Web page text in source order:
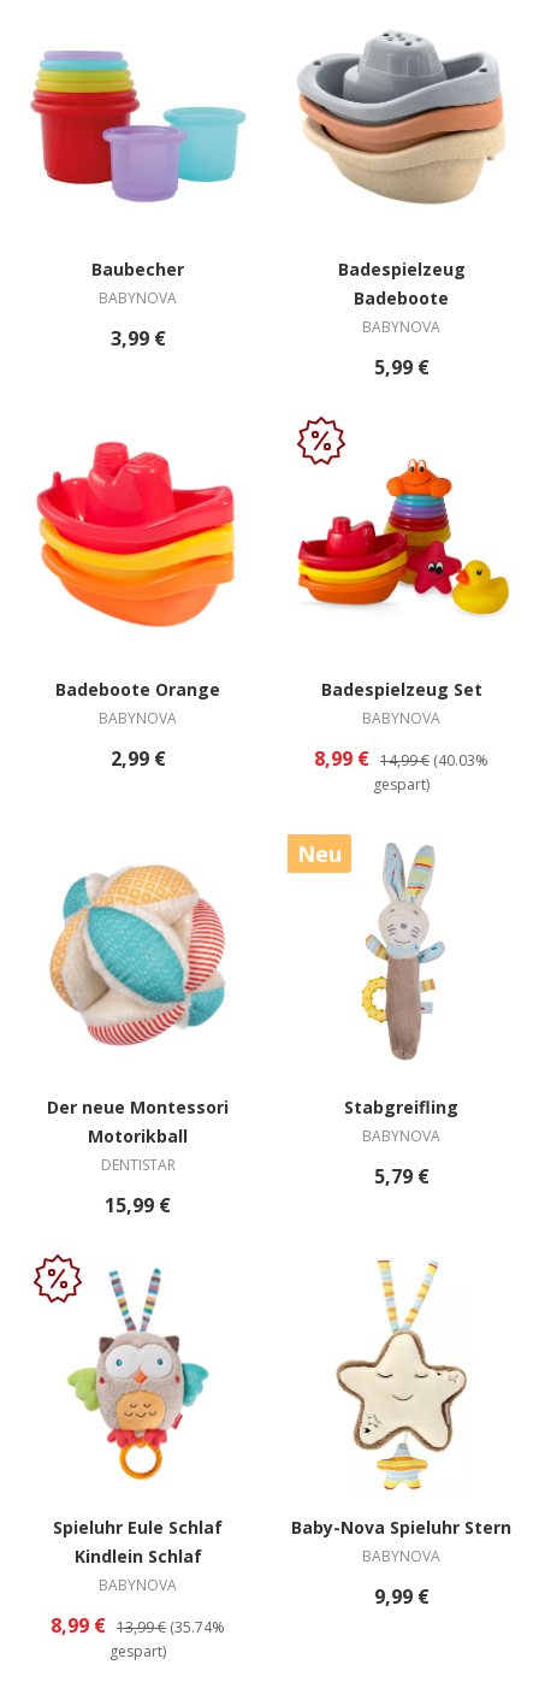
Baubecher
BABYNOVA
3,99 €
Badespielzeug
Badeboote
BABYNOVA
5,99 €
Badeboote Orange
BABYNOVA
2,99 €
Badespielzeug Set
BABYNOVA
8,99 € 14,99 € (40.03%
gespart)
Der neue Montessori
Motorikball
DENTISTAR
15,99 €
Neu
Stabgreifling
BABYNOVA
5,79 €
Spieluhr Eule Schlaf
Kindlein Schlaf
BABYNOVA
8,99 € 13,99 € (35.74%
gespart)
Baby-Nova Spieluhr Stern
BABYNOVA
9,99 €